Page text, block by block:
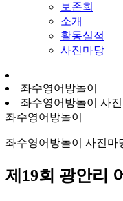
보존회
소개
활동실적
사진마당
좌수영어방놀이
좌수영어방놀이 사
좌수영어방놀이
좌수영어방놀이 사진마
제19회 광안리